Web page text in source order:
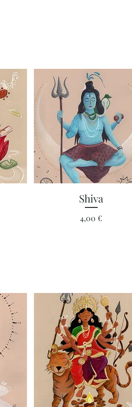
Aperçu rapide
Shiva
Prix
4,00 €